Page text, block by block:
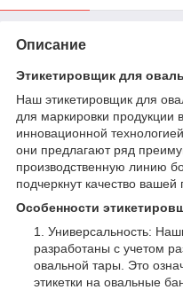
Описание
Этикетировщик для
Наш этикетировщик для
для маркировки продукции
инновационной
они предлагают ряд
производственную линию
подчеркнут качество вашей
Особенности
Универсальность:
разработаны с учетом
овальной тары. Это
этикетки на овальные